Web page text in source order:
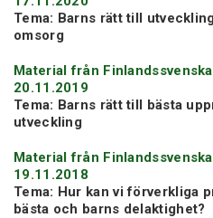
Tema: Barns rätt till
omsorg
Material från
20.11.2019
Tema: Barns rätt till bästa
utveckling
Material från
19.11.2018
Tema: Hur kan vi förverkliga
bästa och barns delaktighet?